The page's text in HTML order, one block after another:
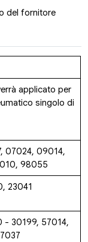
del fornitore
applicato per
singolo di
07024, 09014,
98055
23041
- 30199, 57014,